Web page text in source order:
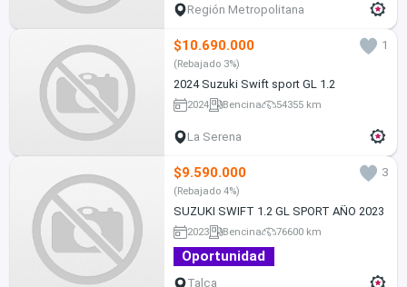
Región Metropolitana
$10.690.000 1
(Rebajado 3%)
2024 Suzuki Swift sport GL 1.2
2024 Bencina 54355 km
La Serena
$9.590.000 3
(Rebajado 4%)
SUZUKI SWIFT 1.2 GL SPORT AÑO 2023
2023 Bencina 76600 km
Oportunidad
Talca